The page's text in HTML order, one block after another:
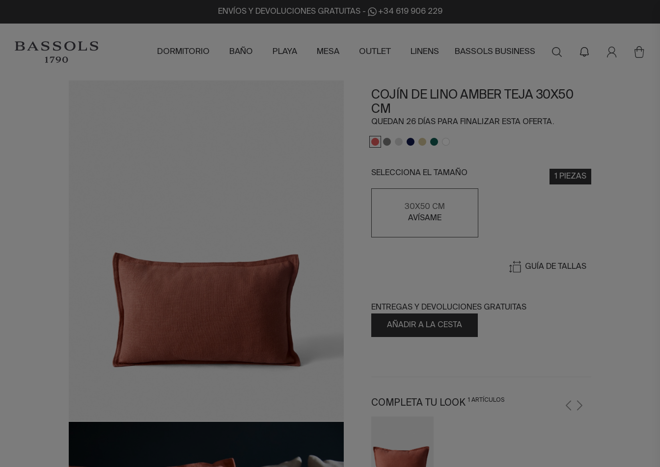
ENVÍOS Y DEVOLUCIONES GRATUITAS- +34 619 906 229
DORMITORIO BAÑO PLAYA MESA OUTLET LINENS BASSOLS BUSINESS
COJÍN DE LINO AMBER TEJA 30X50
CM
QUEDAN 26 DÍAS PARA FINALIZAR ESTA OFERTA.
SELECCIONA EL TAMAÑO 1 PIEZAS
30X50 CM
AVÍSAME
GUÍA DE TALLAS
ENTREGAS Y DEVOLUCIONES GRATUITAS
AÑADIR A LA CESTA
COMPLETA TU LOOK 1 ARTÍCULOS